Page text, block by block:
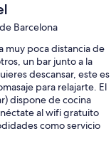
Barcelona
muy poca distancia de
un bar junto a la
descansar, este es
para relajarte. El
dispone de cocina
al wifi gratuito
como servicio